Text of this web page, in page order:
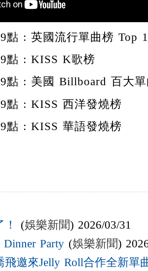
點 : 英國流行單曲榜 Top
點 : KISS K歌榜
點 : 美國 Billboard 百大
點 : KISS 西洋發燒榜
點 : KISS 華語發燒榜
(娛樂新聞) 2026/03/31
Party (娛樂新聞)
飛邀來Jelly Roll合作全新單